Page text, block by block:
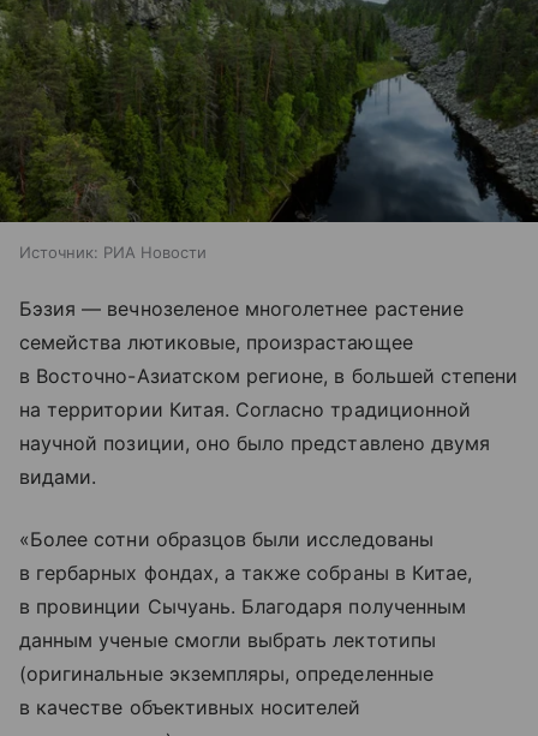
Источник: РИА Новости
Бэзия — вечнозеленое многолетнее растение
семейства лютиковые, произрастающее
в Восточно-Азиатском регионе, в большей степени
на территории Китая. Согласно традиционной
научной позиции, оно было представлено двумя
видами.
«Более сотни образцов были исследованы
в гербарных фондах, а также собраны в Китае,
в провинции Сычуань. Благодаря полученным
данным ученые смогли выбрать лектотипы
(оригинальные экземпляры, определенные
в качестве объективных носителей